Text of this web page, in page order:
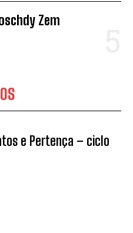
Zem
e Pertença – ciclo